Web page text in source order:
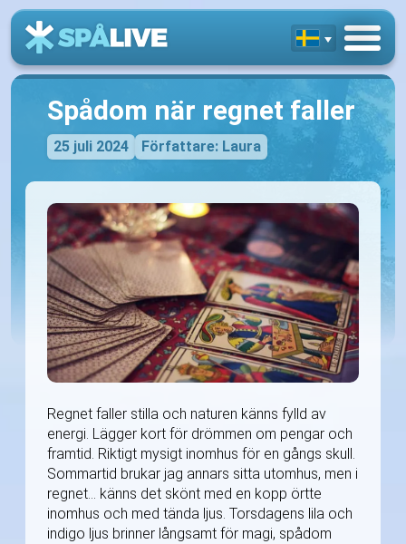
Spådom när regnet faller
25 juli 2024 Författare: Laura
Regnet faller stilla och naturen känns fylld av
energi. Lägger kort för drömmen om pengar och
framtid. Riktigt mysigt inomhus för en gångs skull.
Sommartid brukar jag annars sitta utomhus, men i
regnet… känns det skönt med en kopp örtte
inomhus och med tända ljus. Torsdagens lila och
indigo ljus brinner långsamt för magi, spådom